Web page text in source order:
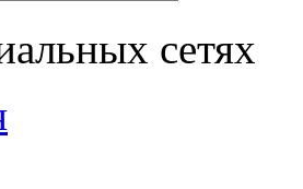
сетях